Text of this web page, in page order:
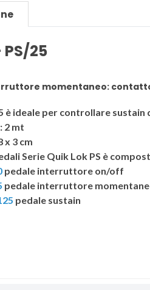
PS/25
momentaneo:
è ideale per controllare
2 mt
x 3 cm
Serie Quik Lok PS è
pedale interruttore on/off
pedale interruttore
pedale sustain